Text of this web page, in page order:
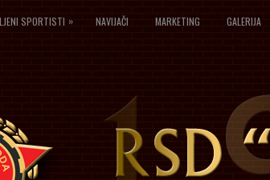
SPORTISTI » NAVIJAČI MARKETING GALERIJA